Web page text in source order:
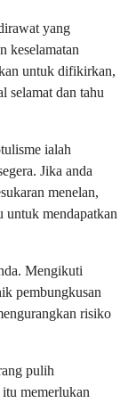
yang
keselamatan
untuk difikirkan,
selamat dan tahu
ialah
Jika anda
menelan,
untuk mendapatkan
Mengikuti
pembungkusan
risiko
pulih
memerlukan